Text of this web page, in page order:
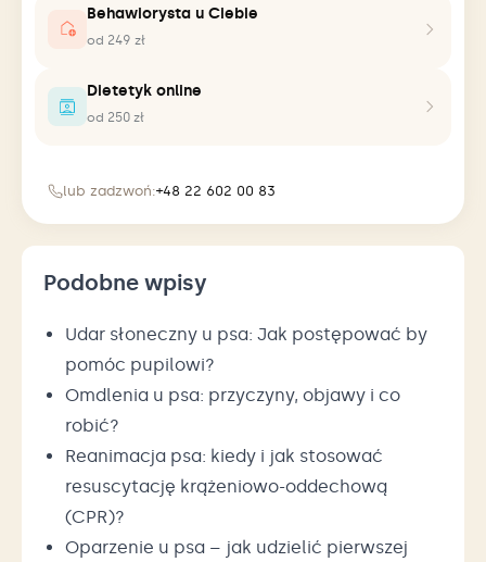
Behawiorysta u Ciebie
od 249 zł
Dietetyk online
od 250 zł
lub zadzwoń:+48 22 602 00 83
Podobne wpisy
Udar słoneczny u psa: Jak postępować by
pomóc pupilowi?
Omdlenia u psa: przyczyny, objawy i co
robić?
Reanimacja psa: kiedy i jak stosować
resuscytację krążeniowo-oddechową
(CPR)?
Oparzenie u psa – jak udzielić pierwszej